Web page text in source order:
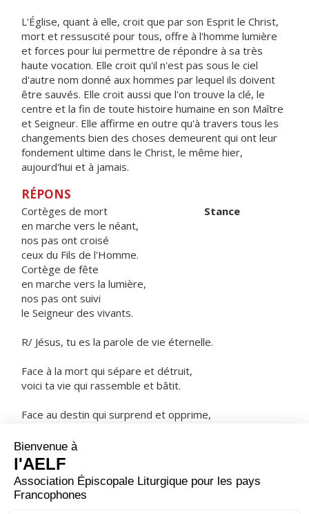
L'Église, quant à elle, croit que par son Esprit le Christ,
mort et ressuscité pour tous, offre à l'homme lumière
et forces pour lui permettre de répondre à sa très
haute vocation. Elle croit qu'il n'est pas sous le ciel
d'autre nom donné aux hommes par lequel ils doivent
être sauvés. Elle croit aussi que l'on trouve la clé, le
centre et la fin de toute histoire humaine en son Maître
et Seigneur. Elle affirme en outre qu'à travers tous les
changements bien des choses demeurent qui ont leur
fondement ultime dans le Christ, le même hier,
aujourd'hui et à jamais.
RÉPONS
Cortèges de mort Stance
en marche vers le néant,
nos pas ont croisé
ceux du Fils de l'Homme.
Cortège de fête
en marche vers la lumière,
nos pas ont suivi
le Seigneur des vivants.
R/ Jésus, tu es la parole de vie éternelle.
Face à la mort qui sépare et détruit,
voici ta vie qui rassemble et bâtit.
Face au destin qui surprend et opprime,
ORAISON
Dieu éternel, notre Père, daigne tourner vers toi notre